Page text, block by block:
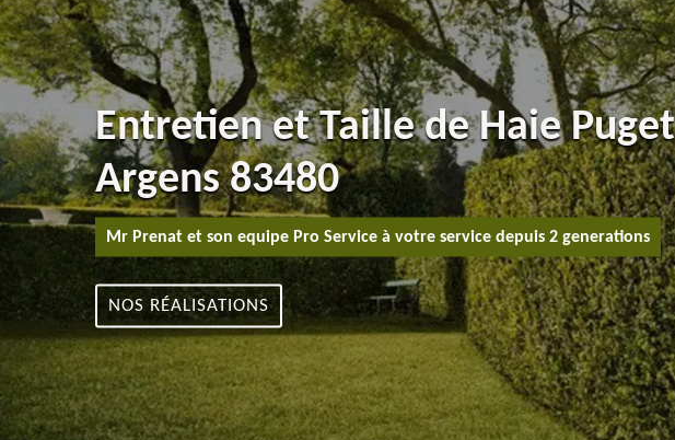
Entretien et Taille de Haie
Argens 83480
Mr Prenat et son equipe Pro Service à votre service depuis 2 generations
NOS RÉALISATIONS